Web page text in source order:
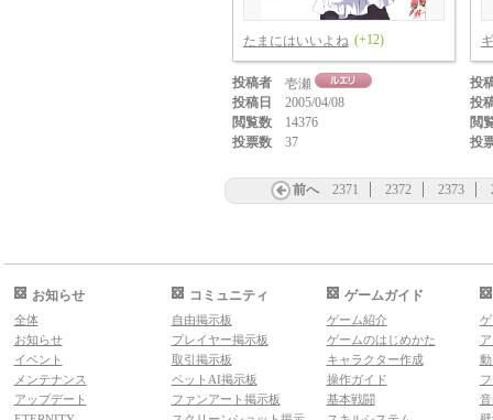
たまにはいいよね (+12)
投稿者
壱瀬
投稿日
2005/04/08
閲覧数
14376
投票数
37
投
投
閲
投
前へ 2371 2372 2373
お知らせ
全体
お知らせ
イベント
メンテナンス
アップデート
コミュニティ
自由掲示板
プレイヤー掲示板
取引掲示板
ペットAI掲示板
ファンアート掲示板
ゲームガイド
ゲーム紹介
ゲームのはじめかた
キャラクター作成
操作ガイド
基本戦闘